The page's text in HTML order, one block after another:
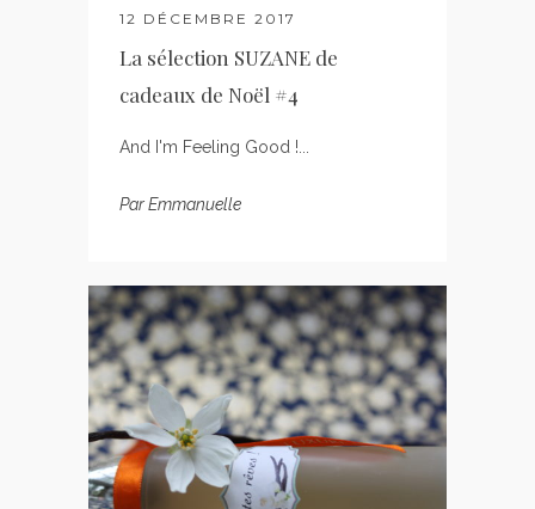
12 DÉCEMBRE 2017
La sélection SUZANE de
cadeaux de Noël #4
And I'm Feeling Good !...
ParEmmanuelle